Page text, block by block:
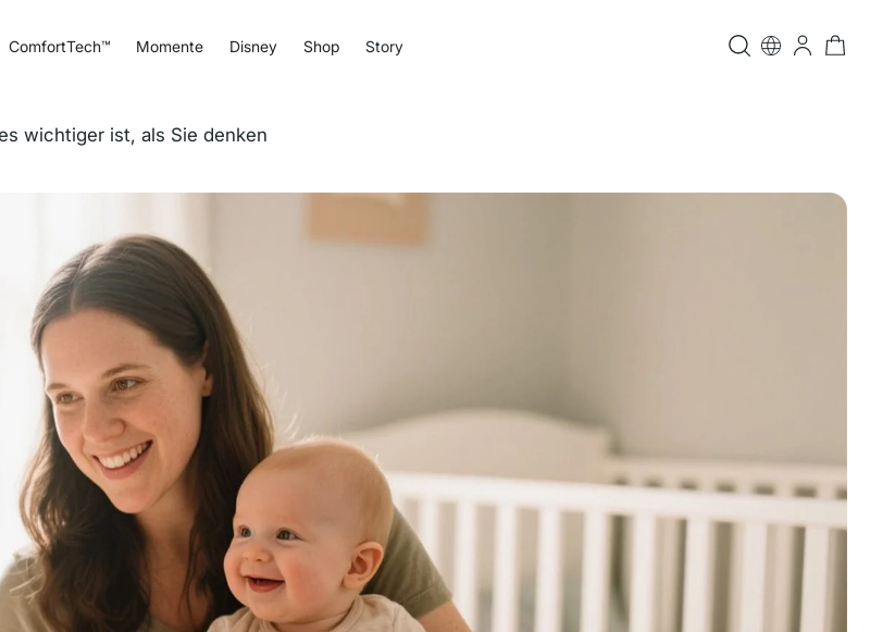
ComfortTech™ Momente Disney Shop Story
wichtiger ist, als Sie denken